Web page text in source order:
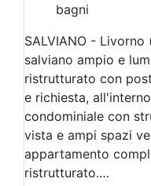
bagni
SALVIANO -
salviano ampio e
ristrutturato con
e richiesta,
condominiale con
vista e ampi spazi
appartamento
ristrutturato.…